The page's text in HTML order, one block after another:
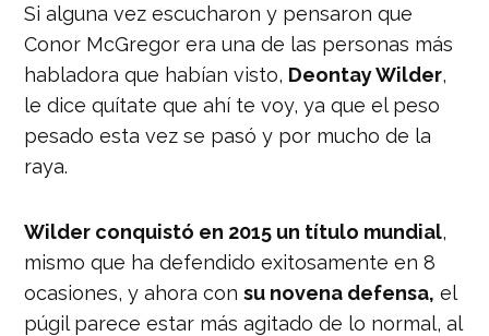
Si alguna vez escucharon y pensaron que
Conor McGregor era una de las personas más
habladora que habían visto, Deontay Wilder,
le dice quítate que ahí te voy, ya que el peso
pesado esta vez se pasó y por mucho de la
raya.
Wilder conquistó en 2015 un título mundial,
mismo que ha defendido exitosamente en 8
ocasiones, y ahora consu novena defensa, el
púgil parece estar más agitado de lo normal, al